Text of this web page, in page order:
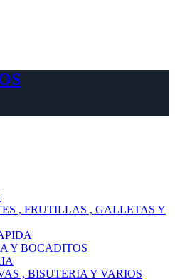
, FRUTILLAS , GALLETAS Y
Y BOCADITOS
, BISUTERIA Y VARIOS